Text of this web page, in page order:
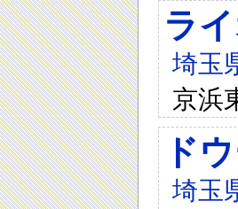
ラ
埼玉
京浜
ド
埼玉